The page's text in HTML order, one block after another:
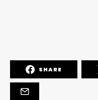
SHARE